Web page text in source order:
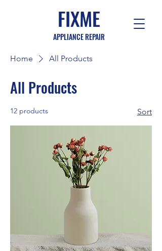
FIXME
APPLIANCE REPAIR
Home All Products
All Products
12 products Sort